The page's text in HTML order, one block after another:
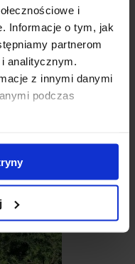
i
Informacje o tym, jak
partnerom
analitycznym.
z innymi danymi
podczas
Cebule